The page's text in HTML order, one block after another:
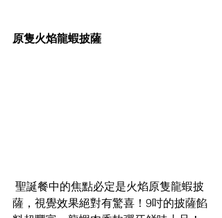
原隻火焰龍蝦披薩
薩，視覺效果絕對有驚喜！9吋的披薩餡